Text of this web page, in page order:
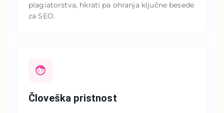
plagiatorstva, hkrati pa ohranja ključne besede
za SEO.
Človeška pristnost